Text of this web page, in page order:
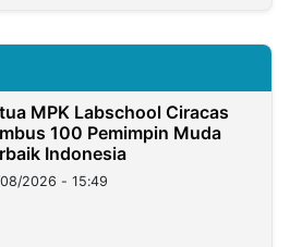
MPK Labschool Ciracas
100 Pemimpin Muda
Indonesia
2026 - 15:49